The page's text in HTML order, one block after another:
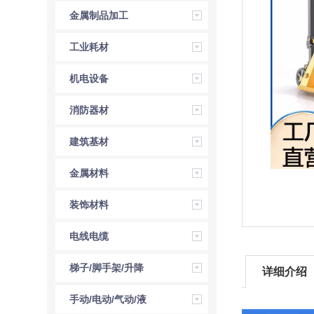
金属制品加工
工业耗材
机电设备
消防器材
建筑基材
金属材料
装饰材料
电线电缆
梯子/脚手架/升降
机
手动/电动/气动/液
详细介绍